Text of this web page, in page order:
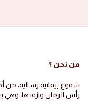
من نحن ؟
شموع إيمانية رسالية، من
رأس الرمان وازقتها، وهي